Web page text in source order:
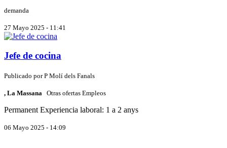
demanda
27 Mayo 2025 - 11:41
Jefe de cocina
Publicado porP Molí dels Fanals
, La Massana Otras ofertas Empleos
Permanent Experiencia laboral: 1 a 2 anys
06 Mayo 2025 - 14:09